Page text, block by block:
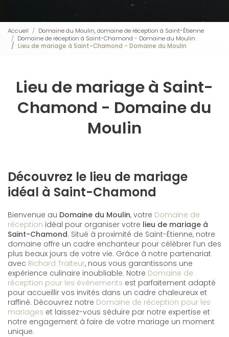
Accueil
Domaine du Moulin, domaine de réception à Saint-Étienne
Domaine de réception à Saint-Chamond - Domaine du Moulin
Lieu de mariage à Saint-Chamond - Domaine du Moulin
Lieu de mariage à Saint-
Chamond - Domaine du
Moulin
Découvrez le lieu de mariage
idéal à Saint-Chamond
Bienvenue au Domaine du Moulin, votre Domaine de
réception idéal pour organiser votre lieu de mariage à
Saint-Chamond. Situé à proximité de Saint-Étienne, notre
domaine offre un cadre enchanteur pour célébrer l’un des
plus beaux jours de votre vie. Grâce à notre partenariat
avec Richard Traiteur, nous vous garantissons une
expérience culinaire inoubliable. Notre Domaine de
réception pour les évènements est parfaitement adapté
pour accueillir vos invités dans un cadre chaleureux et
raffiné. Découvrez notre Domaine de réception pour les
mariages et laissez-vous séduire par notre expertise et
notre engagement à faire de votre mariage un moment
unique.